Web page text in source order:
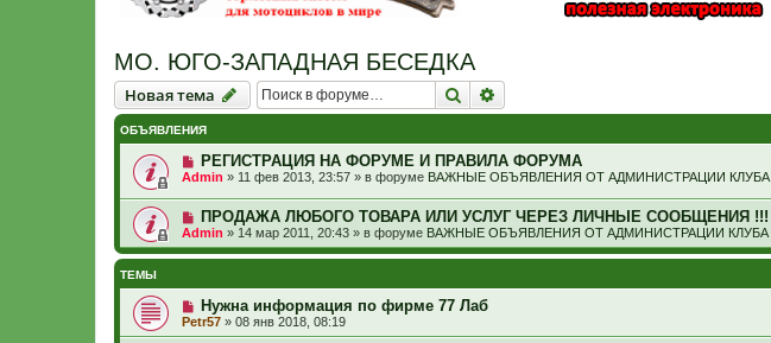
МО. ЮГО-ЗАПАДНАЯ БЕСЕДКА
Новая тема
Новаятема Поиск
ОБЪЯВЛЕНИЯ
РЕГИСТРАЦИЯ НА ФОРУМЕ И ПРАВИЛА ФОРУМА
Admin » 11 фев 2013, 23:57 » в форуме ВАЖНЫЕ ОБЪЯВЛЕНИЯ ОТ АДМИНИСТРАЦИИ КЛУБА
ПРОДАЖА ЛЮБОГО ТОВАРА ИЛИ УСЛУГ ЧЕРЕЗ ЛИЧНЫЕ СООБЩЕНИЯ !!!
Admin » 14 мар 2011, 20:43 » в форуме ВАЖНЫЕ ОБЪЯВЛЕНИЯ ОТ АДМИНИСТРАЦИИ КЛУБА
ТЕМЫ
Нужна информация по фирме 77 Лаб
Petr57 » 08 янв 2018, 08:19